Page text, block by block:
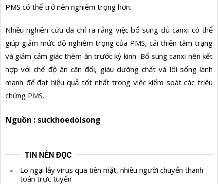
PMS có thể trở nên nghiêm trọng hơn.
Nhiều nghiên cứu đã chỉ ra rằng việc bổ sung đủ canxi có thể
giúp giảm mức độ nghiêm trọng của PMS, cải thiện tâm trạng
và giảm cảm giác thèm ăn trước kỳ kinh. Bổ sung canxi nên kết
hợp với chế độ ăn cân đối, giàu dưỡng chất và lối sống lành
mạnh để đạt hiệu quả tốt nhất trong việc kiểm soát các triệu
chứng PMS.
Nguồn : suckhoedoisong
TIN NÊN ĐỌC
Lo ngại lây virus qua tiền mặt, nhiều người chuyển thanh
toán trực tuyến